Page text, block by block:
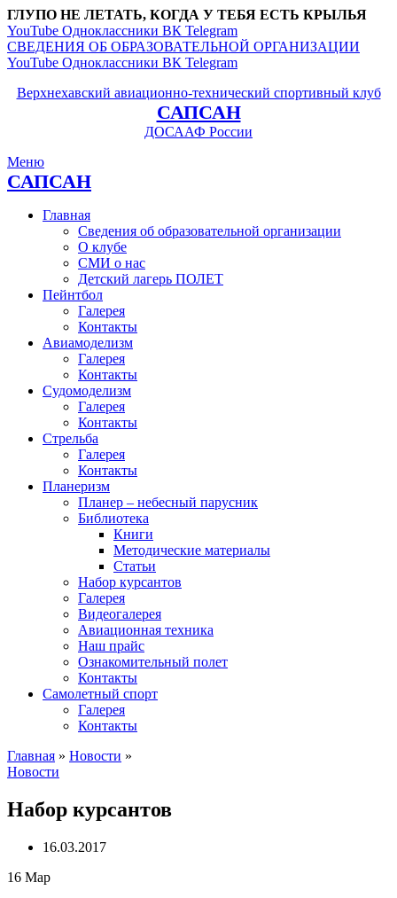
ГЛУПО НЕ ЛЕТАТЬ, КОГДА У ТЕБЯ ЕСТЬ КРЫЛЬЯ
YouTube Одноклассники ВК Telegram
СВЕДЕНИЯ ОБ ОБРАЗОВАТЕЛЬНОЙ ОРГАНИЗАЦИИ
YouTube Одноклассники ВК Telegram
Верхнехавский авиационно-технический спортивный клуб
САПСАН
ДОСААФ России
Меню
САПСАН
Главная
Сведения об образовательной организации
О клубе
СМИ о нас
Детский лагерь ПОЛЕТ
Пейнтбол
Галерея
Контакты
Авиамоделизм
Галерея
Контакты
Судомоделизм
Галерея
Контакты
Стрельба
Галерея
Контакты
Планеризм
Планер – небесный парусник
Библиотека
Книги
Методические материалы
Статьи
Набор курсантов
Галерея
Видеогалерея
Авиационная техника
Наш прайс
Ознакомительный полет
Контакты
Самолетный спорт
Галерея
Контакты
Главная » Новости »
Новости
Набор курсантов
16.03.2017
16 Мар